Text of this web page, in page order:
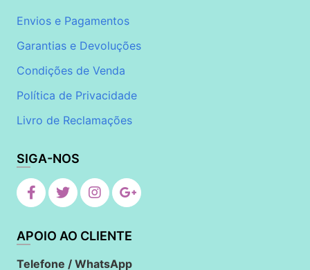
Envios e Pagamentos
Garantias e Devoluções
Condições de Venda
Política de Privacidade
Livro de Reclamações
SIGA-NOS
APOIO AO CLIENTE
Telefone / WhatsApp